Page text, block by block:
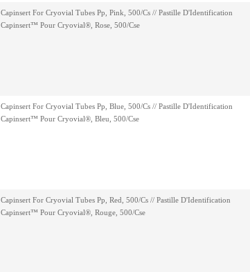
Capinsert For Cryovial Tubes Pp, Pink, 500/Cs // Pastille D'Identification
Capinsert™ Pour Cryovial®, Rose, 500/Cse
Capinsert For Cryovial Tubes Pp, Blue, 500/Cs // Pastille D'Identification
Capinsert™ Pour Cryovial®, Bleu, 500/Cse
Capinsert For Cryovial Tubes Pp, Red, 500/Cs // Pastille D'Identification
Capinsert™ Pour Cryovial®, Rouge, 500/Cse